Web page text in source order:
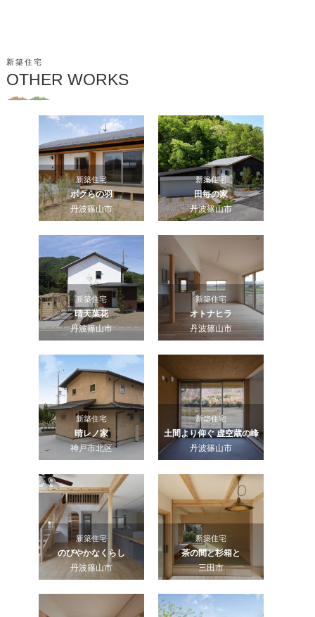
新築住宅
OTHER WORKS
新築住宅
ボクらの羽
丹波篠山市
新築住宅
田毎の家
丹波篠山市
新築住宅
晴天葉花
丹波篠山市
新築住宅
オトナヒラ
丹波篠山市
新築住宅
晴レノ家
神戸市北区
新築住宅
土間より仰ぐ 虚空蔵の峰
丹波篠山市
新築住宅
のびやかなくらし
丹波篠山市
新築住宅
茶の間と杉箱と
三田市